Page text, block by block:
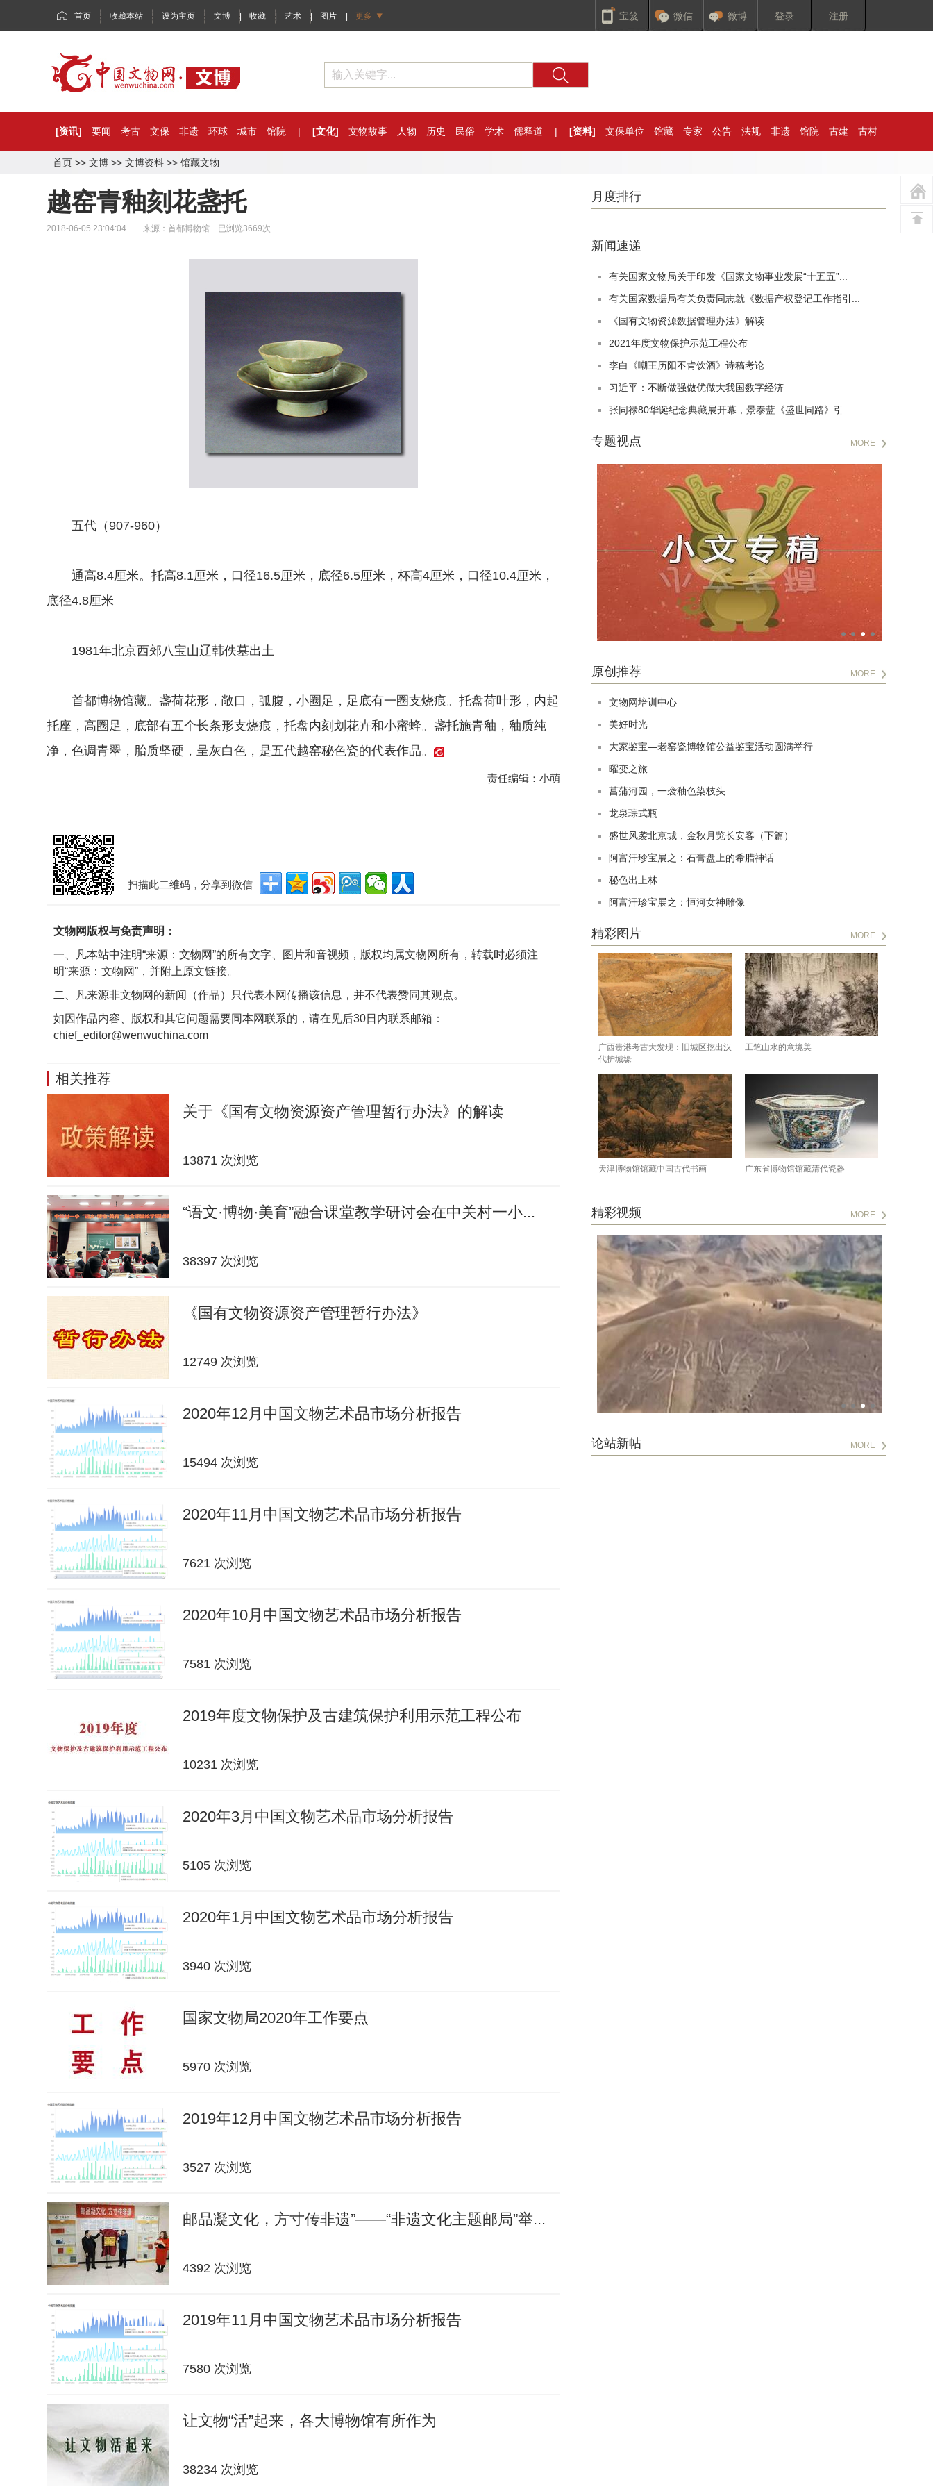
首页 收藏本站 设为主页 文博 | 收藏 | 艺术 | 图片 | 更多 宝笈 微信 微博 登录 注册
[资讯] 要闻 考古 文保 非遗 环球 城市 馆院 | [文化] 文物故事 人物 历史 民俗 学术 儒释道 | [资料] 文保单位 馆藏 专家 公告 法规 非遗 馆院 古建 古村
首页 >> 文博 >> 文博资料 >> 馆藏文物
越窑青釉刻花盏托
2018-06-05 23:04:04 来源：首都博物馆 已浏览3669次
五代（907-960）
通高8.4厘米。托高8.1厘米，口径16.5厘米，底径6.5厘米，杯高4厘米，口径10.4厘米，
底径4.8厘米
1981年北京西郊八宝山辽韩佚墓出土
首都博物馆藏。盏荷花形，敞口，弧腹，小圈足，足底有一圈支烧痕。托盘荷叶形，内起
托座，高圈足，底部有五个长条形支烧痕，托盘内刻划花卉和小蜜蜂。盏托施青釉，釉质纯
净，色调青翠，胎质坚硬，呈灰白色，是五代越窑秘色瓷的代表作品。
责任编辑：小萌
扫描此二维码，分享到微信
文物网版权与免责声明：
一、凡本站中注明“来源：文物网”的所有文字、图片和音视频，版权均属文物网所有，转载时必须注
明“来源：文物网”，并附上原文链接。
二、凡来源非文物网的新闻（作品）只代表本网传播该信息，并不代表赞同其观点。
如因作品内容、版权和其它问题需要同本网联系的，请在见后30日内联系邮箱：
chief_editor@wenwuchina.com
相关推荐
关于《国有文物资源资产管理暂行办法》的解读
13871 次浏览
“语文·博物·美育”融合课堂教学研讨会在中关村一小...
38397 次浏览
《国有文物资源资产管理暂行办法》
12749 次浏览
2020年12月中国文物艺术品市场分析报告
15494 次浏览
2020年11月中国文物艺术品市场分析报告
7621 次浏览
2020年10月中国文物艺术品市场分析报告
7581 次浏览
2019年度文物保护及古建筑保护利用示范工程公布
10231 次浏览
2020年3月中国文物艺术品市场分析报告
5105 次浏览
2020年1月中国文物艺术品市场分析报告
3940 次浏览
国家文物局2020年工作要点
5970 次浏览
2019年12月中国文物艺术品市场分析报告
3527 次浏览
邮品凝文化，方寸传非遗”——“非遗文化主题邮局”举...
4392 次浏览
2019年11月中国文物艺术品市场分析报告
7580 次浏览
让文物“活”起来，各大博物馆有所作为
38234 次浏览
月度排行
新闻速递
有关国家文物局关于印发《国家文物事业发展“十五五”...
有关国家数据局有关负责同志就《数据产权登记工作指引...
《国有文物资源数据管理办法》解读
2021年度文物保护示范工程公布
李白《嘲王历阳不肯饮酒》诗稿考论
习近平：不断做强做优做大我国数字经济
张同禄80华诞纪念典藏展开幕，景泰蓝《盛世同路》引...
专题视点 MORE
原创推荐 MORE
文物网培训中心
美好时光
大家鉴宝—老窑瓷博物馆公益鉴宝活动圆满举行
曜变之旅
菖蒲河园，一袭釉色染枝头
龙泉琮式瓶
盛世风袭北京城，金秋月览长安客（下篇）
阿富汗珍宝展之：石膏盘上的希腊神话
秘色出上林
阿富汗珍宝展之：恒河女神雕像
精彩图片 MORE
广西贵港考古大发现：旧城区挖出汉
代护城壕
工笔山水的意境美
天津博物馆馆藏中国古代书画 广东省博物馆馆藏清代瓷器
精彩视频 MORE
论站新帖 MORE